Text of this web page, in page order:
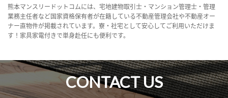
熊本マンスリードットコムには、宅地建物取引士・マンション管理士・管理
業務主任者など国家資格保有者が在籍している不動産管理会社や不動産オー
ナー直物件が掲載されています。寮・社宅として安心してご利用いただけま
す！家具家電付きで単身赴任にも便利です。
CONTACT US